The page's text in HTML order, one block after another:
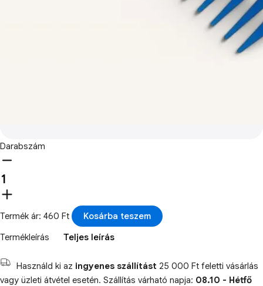
Darabszám
Termék ár: 460 Ft
Kosárba teszem
Termékleírás
Teljes leírás
Használd ki az ingyenes szállítást 25 000 Ft feletti vásárlás
vagy üzleti átvétel esetén. Szállítás várható napja: 08.10 - Hétfő